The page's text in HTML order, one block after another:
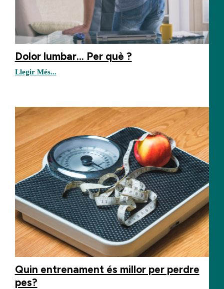
Dolor lumbar... Per què ?
Llegir Més...
Quin entrenament és millor per perdre
pes?